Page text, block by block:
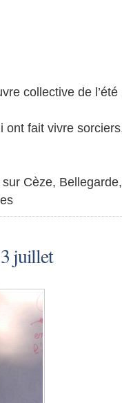
collective de
ont fait vivre
Cèze,
juillet